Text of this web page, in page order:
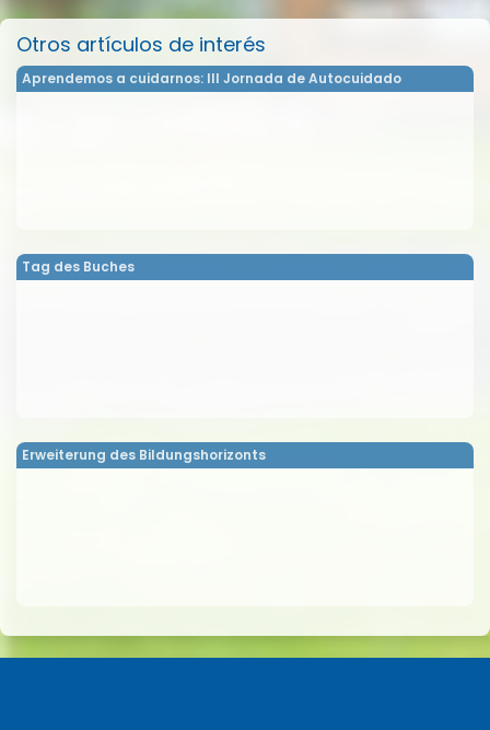
Otros artículos de interés
Aprendemos a cuidarnos: III Jornada de Autocuidado
Tag des Buches
Erweiterung des Bildungshorizonts